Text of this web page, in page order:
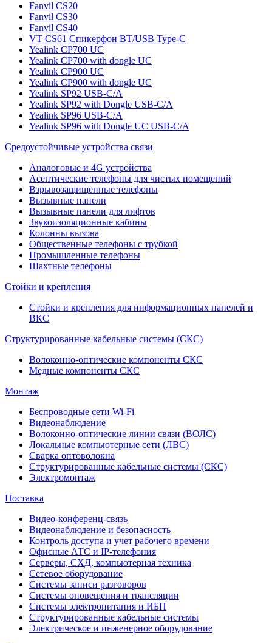
Fanvil CS20
Fanvil CS30
Fanvil CS40
VT CS61 Cпикерфон BT/USB Type-C
Yealink CP700 UC
Yealink CP700 with dongle UC
Yealink CP900 UC
Yealink CP900 with dongle UC
Yealink SP92 USB-C/A
Yealink SP92 with Dongle USB-C/A
Yealink SP96 USB-C/A
Yealink SP96 with Dongle UC USB-C/A
Средоустойчивые устройства связи
Аналоговые и 4G устройства
Асептические телефоны для чистых помещений
Взрывозащищенные телефоны
Вызывные панели
Вызывные панели для лифтов
Звукоизоляционные кабины
Колонны вызова
Общественные телефоны с трубкой
Промышленные телефоны
Шахтные телефоны
Стойки и крепления
Стойки и крепления для информационных панелей и
ВКС
Структурированные кабельные системы (СКС)
Волоконно-оптические компоненты СКС
Медные компоненты СКС
Монтаж
Беспроводные сети Wi-Fi
Видеонаблюдение
Волоконно-оптические линии связи (ВОЛС)
Локальные компьютерные сети (ЛВС)
Сварка оптоволокна
Структурированные кабельные системы (СКС)
Электромонтаж
Поставка
Видео-конференц-связь
Видеонаблюдение и безопасность
Контроль доступа и учет рабочего времени
Офисные АТС и IP-телефония
Серверы, СХД, компьютерная техника
Сетевое оборудование
Системы записи разговоров
Системы оповещения и трансляции
Системы электропитания и ИБП
Структурированные кабельные системы
Электрическое и инженерное оборудование